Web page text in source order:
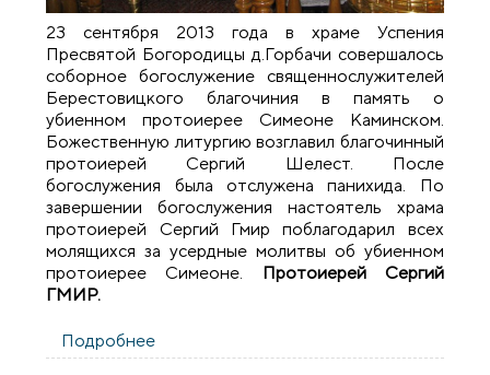
23 сентября 2013 года в храме Успения
Пресвятой Богородицы д.Горбачи совершалось
соборное богослужение священнослужителей
Берестовицкого благочиния в память о
убиенном протоиерее Симеоне Каминском.
Божественную литургию возглавил благочинный
протоиерей Сергий Шелест. После
богослужения была отслужена панихида. По
завершении богослужения настоятель храма
протоиерей Сергий Гмир поблагодарил всех
молящихся за усердные молитвы об убиенном
протоиерее Симеоне. Протоиерей Сергий
ГМИР.
Подробнее
священнослужителей Берестовицкого